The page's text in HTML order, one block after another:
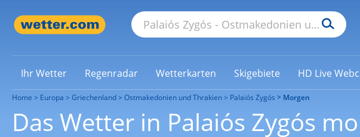
Ihr Wetter Regenradar Wetterkarten Skigebiete HD Live
Home Europa Griechenland Ostmakedonien und Thrakien Palaiós Zygós Morgen
Das Wetter in Palaiós Zygós